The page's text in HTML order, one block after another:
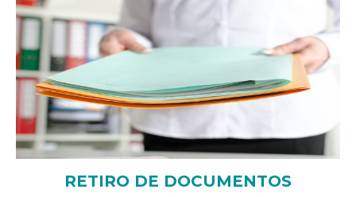
RETIRO DE DOCUMENTOS